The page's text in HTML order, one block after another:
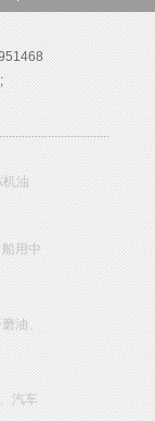
机油
用中
油、
汽车